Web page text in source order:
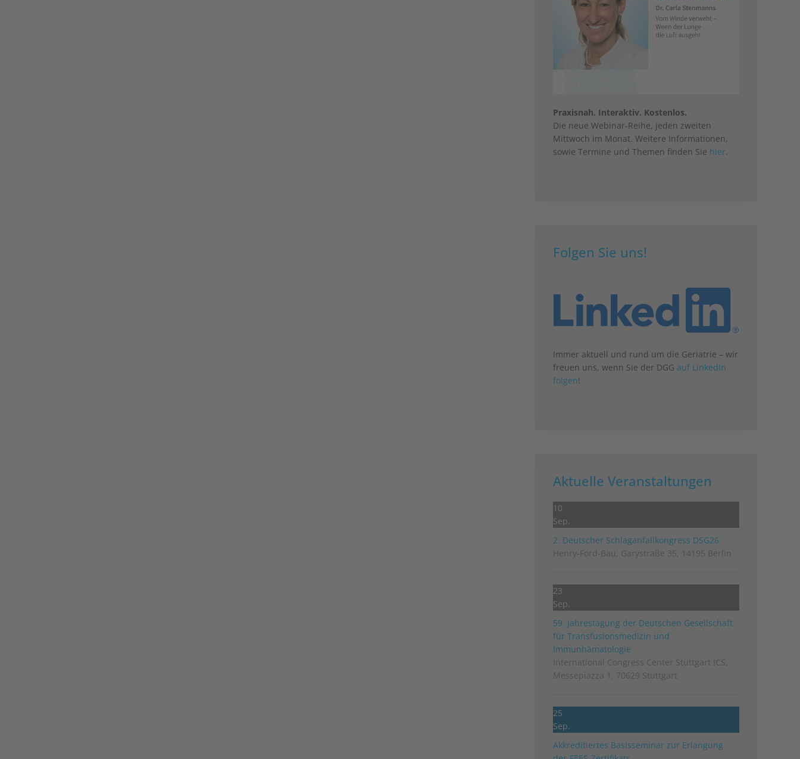
Praxisnah. Interaktiv. Kostenlos.
Die neue Webinar-Reihe, jeden zweiten
Mittwoch im Monat. Weitere Informationen,
sowie Termine und Themen finden Sie hier.
Folgen Sie uns!
Immer aktuell und rund um die Geriatrie – wir
freuen uns, wenn Sie der DGG auf LinkedIn
folgen!
Aktuelle Veranstaltungen
10
Sep.
2. Deutscher Schlag­anfall­kongress DSG26
Henry-Ford-Bau, Garystraße 35, 14195 Berlin
23
Sep.
59. Jahrestagung der Deutschen Gesellschaft
für Transfusionsmedizin und
Immunhämatologie
International Congress Center Stuttgart ICS,
Messepiazza 1, 70629 Stuttgart
25
Sep.
Akkreditiertes Basisseminar zur Erlangung